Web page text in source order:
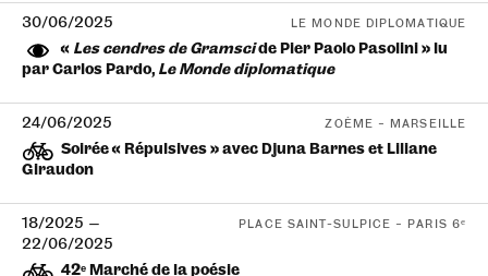
30/06/2025
« Les cendres de Gramscide Pier Paolo Pasolini » lu
par Carlos Pardo, Le Monde diplomatique
LE MONDE DIPLOMATIQUE
24/06/2025
Soirée « Répulsives » avec Djuna Barnes et Liliane
Giraudon
ZOÈME – MARSEILLE
18/2025 —
22/06/2025
42ᵉ Marché de la poésie
PLACE SAINT-SULPICE – PARIS 6ᵉ